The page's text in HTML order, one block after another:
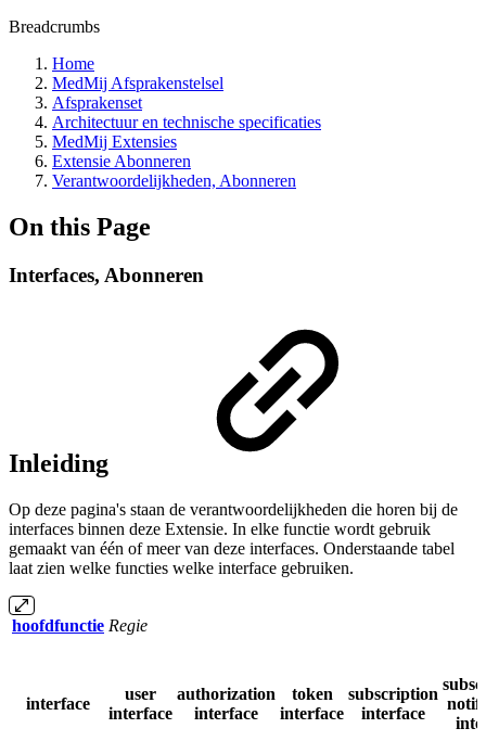
Breadcrumbs
Home
MedMij Afsprakenstelsel
Afsprakenset
Architectuur en technische specificaties
MedMij Extensies
Extensie Abonneren
Verantwoordelijkheden, Abonneren
On this Page
Interfaces, Abonneren
Inleiding
Op deze pagina's staan de verantwoordelijkheden die horen bij de
interfaces binnen deze Extensie. In elke functie wordt gebruik
gemaakt van één of meer van deze interfaces. Onderstaande tabel
laat zien welke functies welke interface gebruiken.
hoofdfunctie Regie
interface
user
interface
authorization
interface
token
interface
subscription
interface